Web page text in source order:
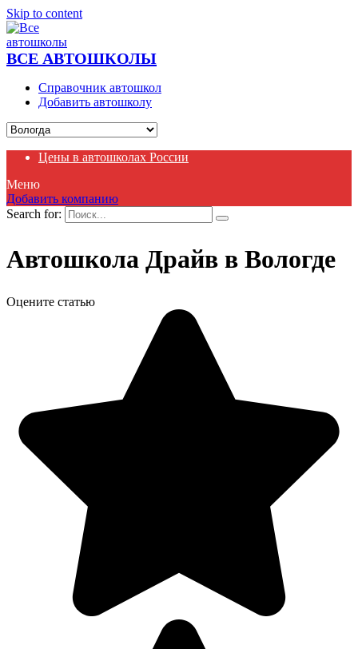
Skip to content
ВСЕ АВТОШКОЛЫ
Справочник автошкол
Добавить автошколу
Цены в автошколах России
Меню
Добавить компанию
Search for:
Автошкола Драйв в Вологде
Оцените статью